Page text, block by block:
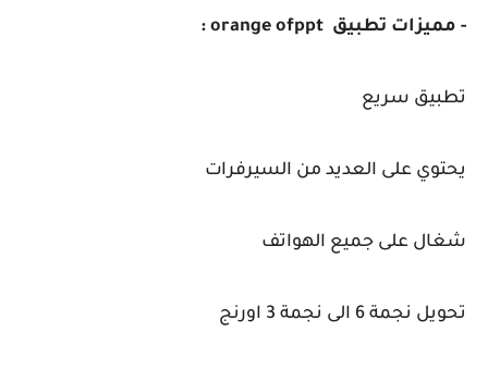
- مميزات تطبيق orange ofppt :
تطبيق سريع
يحتوي على العديد من السيرفرات
شغال على جميع الهواتف
تحويل نجمة 6 الى نجمة 3 اورنج